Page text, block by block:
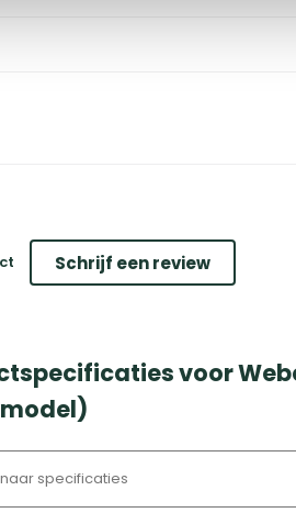
Schrijf een review
voor